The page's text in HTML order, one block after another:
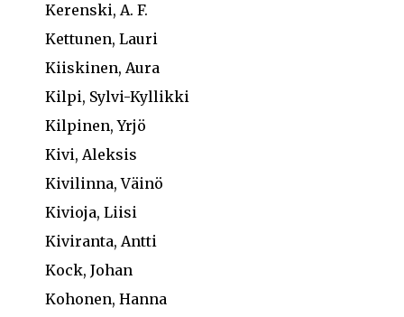
Kerenski, A. F.
Kettunen, Lauri
Kiiskinen, Aura
Kilpi, Sylvi-Kyllikki
Kilpinen, Yrjö
Kivi, Aleksis
Kivilinna, Väinö
Kivioja, Liisi
Kiviranta, Antti
Kock, Johan
Kohonen, Hanna